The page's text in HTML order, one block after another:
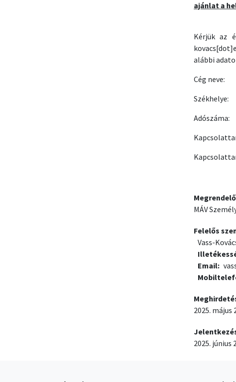
ajánlat a
Kérjük az
alábbi
Cég neve:
Székhelye:
Adószáma:
MÁV
Felelős
Vass-
Email
2025. május
2025. június